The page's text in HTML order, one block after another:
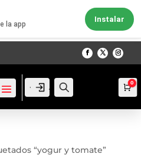
Acceso
Acceso 0
“yogur y tomate”
la app
Instalar